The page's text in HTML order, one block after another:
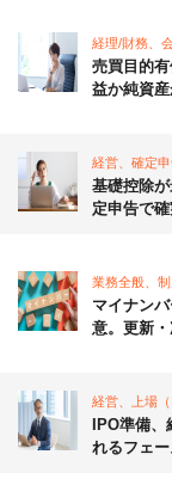
経理/財務、
売買目的
益か純資
経営、確定
基礎控除
定申告で
業務全般、
マイナン
意。更新
経営、上場（
IPO準備
れるフェ